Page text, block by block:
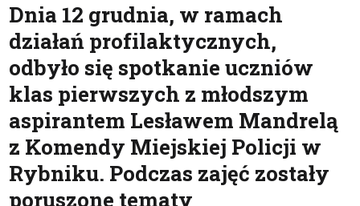
Dnia 12 grudnia, w ramach
działań profilaktycznych,
odbyło się spotkanie uczniów
klas pierwszych z młodszym
aspirantem Lesławem Mandrelą
z Komendy Miejskiej Policji w
Rybniku. Podczas zajęć zostały
poruszone tematy